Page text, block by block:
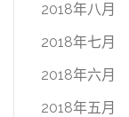
2018年八月
2018年七月
2018年六月
2018年五月